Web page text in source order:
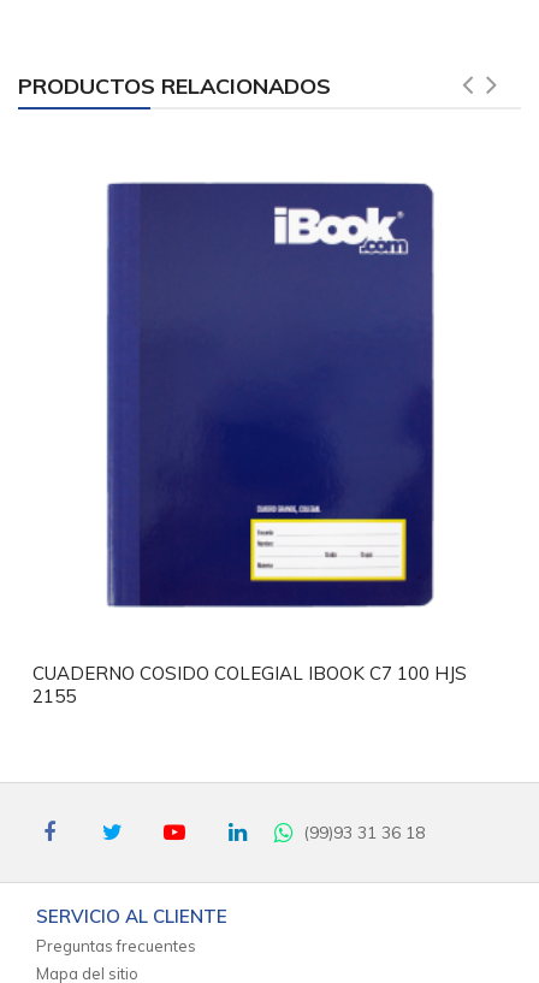
PRODUCTOS RELACIONADOS
CUADERNO COSIDO COLEGIAL IBOOK C7 100 HJS
2155
(99)93 31 36 18
SERVICIO AL CLIENTE
Preguntas frecuentes
Mapa del sitio